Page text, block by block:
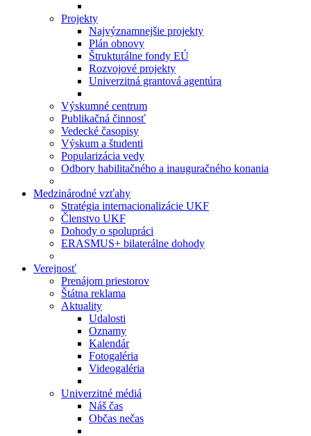
Projekty
Najvýznamnejšie projekty
Plán obnovy
Štrukturálne fondy EÚ
Rozvojové projekty
Univerzitná grantová agentúra
Výskumné centrum
Publikačná činnosť
Vedecké časopisy
Výskum a študenti
Popularizácia vedy
Odbory habilitačného a inauguračného konania
Medzinárodné vzťahy
Stratégia internacionalizácie UKF
Členstvo UKF
Dohody o spolupráci
ERASMUS+ bilaterálne dohody
Verejnosť
Prenájom priestorov
Štátna reklama
Aktuality
Udalosti
Oznamy
Kalendár
Fotogaléria
Videogaléria
Univerzitné médiá
Náš čas
Občas nečas